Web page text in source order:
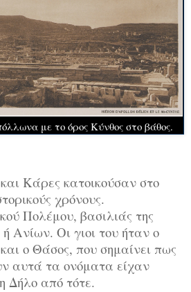
με το όρος Κύνθος στο βάθος.
Κάρες κατοικούσαν στο
χρόνους.
Πολέμου, βασιλιάς της
Ανίων. Οι γιοι του ήταν ο
ο Θάσος, που σημαίνει πως
αυτά τα ονόματα είχαν
Δήλο από τότε.